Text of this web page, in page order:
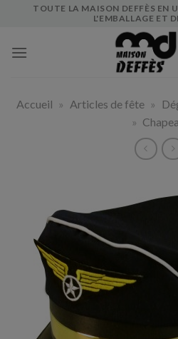
TOUTE LA MAISON DEFFÈS EN
L'EMBALLAGE ET
Accueil » Articles de fête »
»